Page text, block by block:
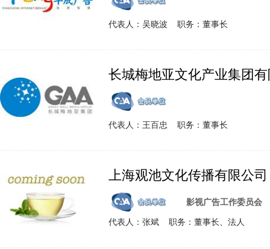
代表人：吴晓波 职务：董事长
长城梅地亚文化产业集团
代表人：王百忠 职务：董事长
上海观池文化传播有限公司
影视广告工作委员会
代表人：张斌 职务：董事长、法人